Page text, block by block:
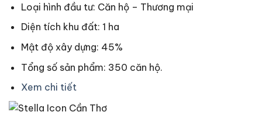
Loại hình đầu tư: Căn hộ – Thương mại
Diện tích khu đất: 1 ha
Mật độ xây dựng: 45%
Tổng số sản phẩm: 350 căn hộ.
Xem chi tiết